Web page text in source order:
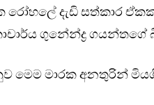
රෝහලේ දැඩි සත්කාර
ගුනේන්ද්‍ර ගයන්තගේ
මෙම මාරක අනතුරින්